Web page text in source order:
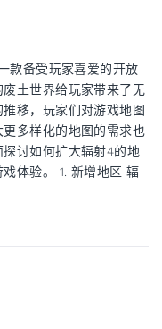
款备受玩家喜爱的开放
土世界给玩家带来了无
移，玩家们对游戏地图
多样化的地图的需求也
讨如何扩大辐射4的地
体验。 1. 新增地区 辐